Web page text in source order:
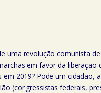
revolução comunista
em favor da
2019? Pode um
(congressistas federais,